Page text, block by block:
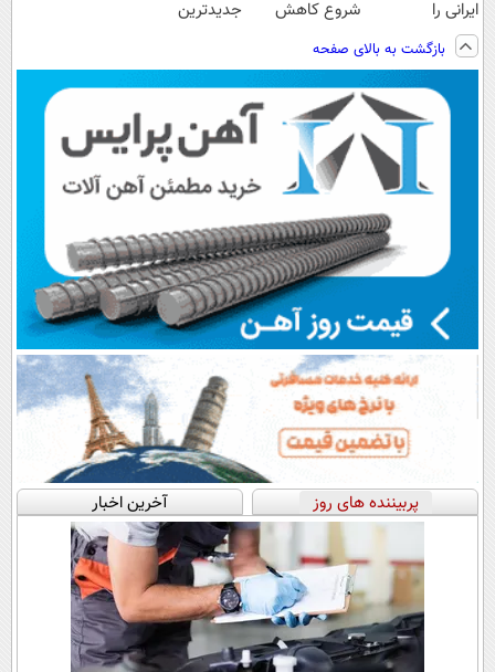
ایرانی را
ساخت!!!
شروع کاهش
داروخانه های
نزدیکت!
جدیدترین
پرداخت قسطی
بازگشت به بالای صفحه
پربیننده های روز آخرین اخبار